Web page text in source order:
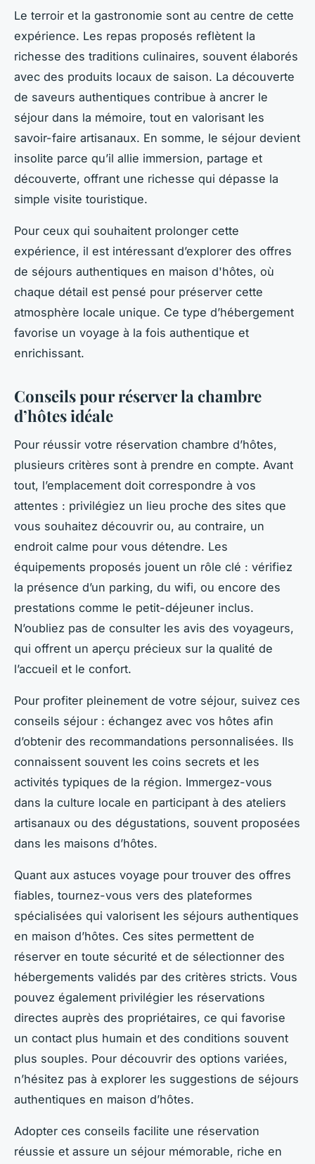
Le terroir et la gastronomie sont au centre de cette
expérience. Les repas proposés reflètent la
richesse des traditions culinaires, souvent élaborés
avec des produits locaux de saison. La découverte
de saveurs authentiques contribue à ancrer le
séjour dans la mémoire, tout en valorisant les
savoir-faire artisanaux. En somme, le séjour devient
insolite parce qu’il allie immersion, partage et
découverte, offrant une richesse qui dépasse la
simple visite touristique.
Pour ceux qui souhaitent prolonger cette
expérience, il est intéressant d’explorer des offres
de séjours authentiques en maison d'hôtes, où
chaque détail est pensé pour préserver cette
atmosphère locale unique. Ce type d’hébergement
favorise un voyage à la fois authentique et
enrichissant.
Conseils pour réserver la chambre
d’hôtes idéale
Pour réussir votre réservation chambre d’hôtes,
plusieurs critères sont à prendre en compte. Avant
tout, l’emplacement doit correspondre à vos
attentes : privilégiez un lieu proche des sites que
vous souhaitez découvrir ou, au contraire, un
endroit calme pour vous détendre. Les
équipements proposés jouent un rôle clé : vérifiez
la présence d’un parking, du wifi, ou encore des
prestations comme le petit-déjeuner inclus.
N’oubliez pas de consulter les avis des voyageurs,
qui offrent un aperçu précieux sur la qualité de
l’accueil et le confort.
Pour profiter pleinement de votre séjour, suivez ces
conseils séjour : échangez avec vos hôtes afin
d’obtenir des recommandations personnalisées. Ils
connaissent souvent les coins secrets et les
activités typiques de la région. Immergez-vous
dans la culture locale en participant à des ateliers
artisanaux ou des dégustations, souvent proposées
dans les maisons d’hôtes.
Quant aux astuces voyage pour trouver des offres
fiables, tournez-vous vers des plateformes
spécialisées qui valorisent les séjours authentiques
en maison d’hôtes. Ces sites permettent de
réserver en toute sécurité et de sélectionner des
hébergements validés par des critères stricts. Vous
pouvez également privilégier les réservations
directes auprès des propriétaires, ce qui favorise
un contact plus humain et des conditions souvent
plus souples. Pour découvrir des options variées,
n’hésitez pas à explorer les suggestions de séjours
authentiques en maison d’hôtes.
Adopter ces conseils facilite une réservation
réussie et assure un séjour mémorable, riche en